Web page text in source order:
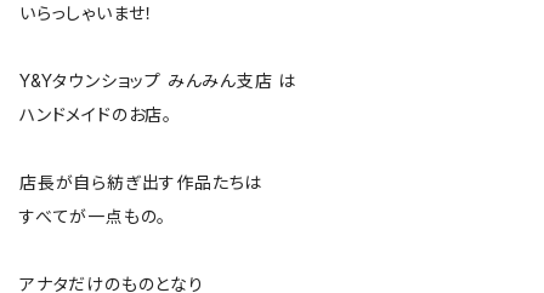
いらっしゃいませ！
Y&Yタウンショップ みんみん支店 は
ハンドメイドのお店。
店長が自ら紡ぎ出す作品たちは
すべてが一点もの。
アナタだけのものとなり